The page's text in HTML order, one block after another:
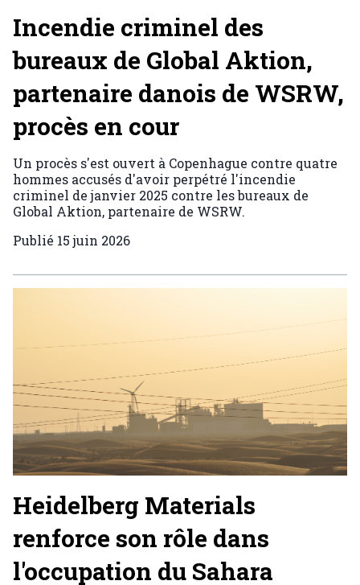
Incendie criminel des
bureaux de Global Aktion,
partenaire danois de WSRW,
procès en cour
Un procès s'est ouvert à Copenhague contre quatre
hommes accusés d'avoir perpétré l'incendie
criminel de janvier 2025 contre les bureaux de
Global Aktion, partenaire de WSRW.
Publié 15 juin 2026
Heidelberg Materials
renforce son rôle dans
l'occupation du Sahara